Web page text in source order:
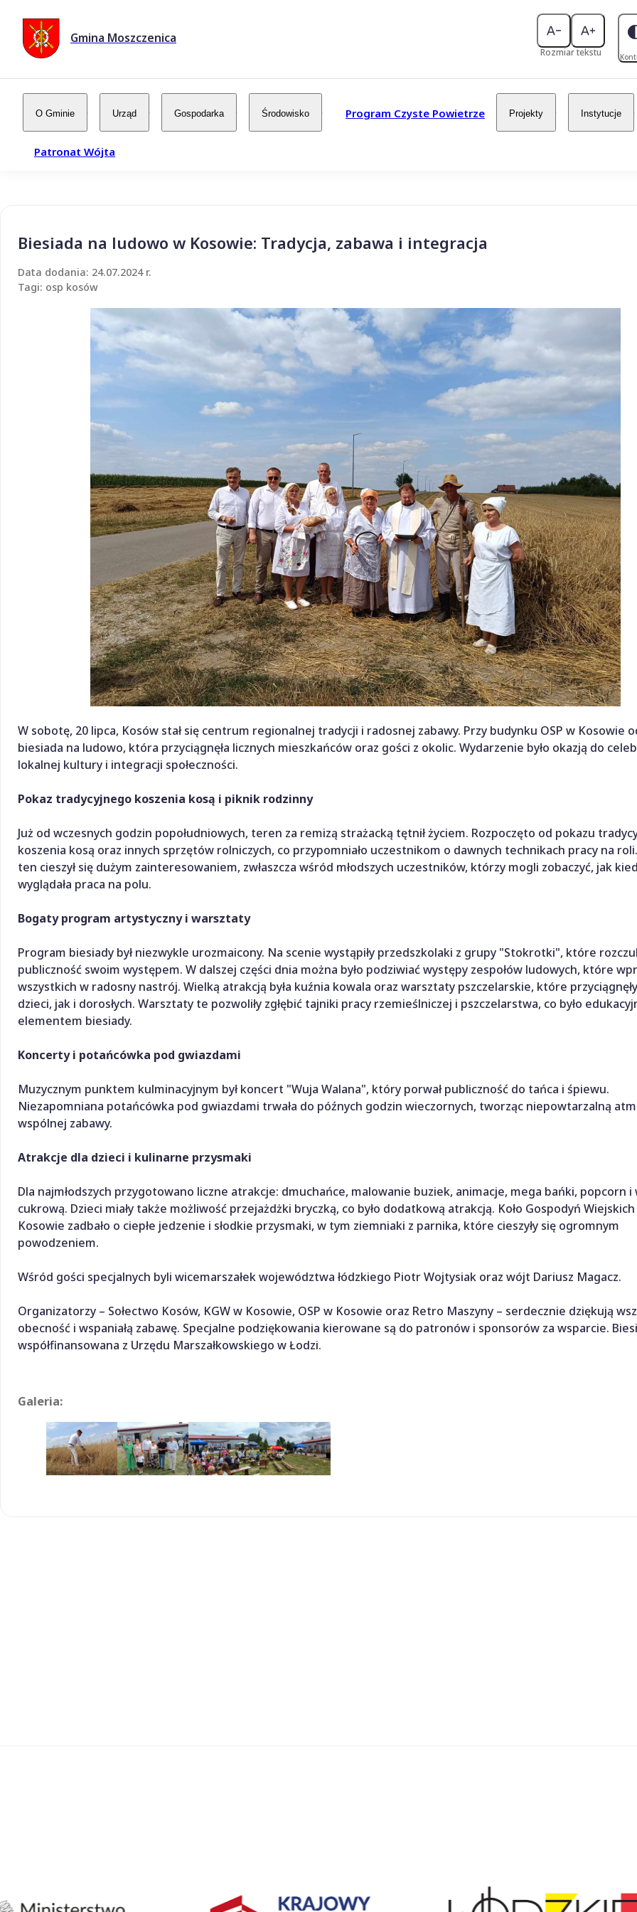
Gmina Moszczenica
Rozmiar tekstu
O Gminie Urząd Gospodarka Środowisko Program Czyste Powietrze Projekty Instytucje
Patronat Wójta
Biesiada na ludowo w Kosowie: Tradycja, zabawa i integracja
Data dodania: 24.07.2024 r.
Tagi: osp kosów
W sobotę, 20 lipca, Kosów stał się centrum regionalnej tradycji i radosnej zabawy. Przy budynku OSP w Kosowie
biesiada na ludowo, która przyciągnęła licznych mieszkańców oraz gości z okolic. Wydarzenie było okazją do
lokalnej kultury i integracji społeczności.
Pokaz tradycyjnego koszenia kosą i piknik rodzinny
Już od wczesnych godzin popołudniowych, teren za remizą strażacką tętnił życiem. Rozpoczęto od pokazu
koszenia kosą oraz innych sprzętów rolniczych, co przypomniało uczestnikom o dawnych technikach pracy na
ten cieszył się dużym zainteresowaniem, zwłaszcza wśród młodszych uczestników, którzy mogli zobaczyć, jak
wyglądała praca na polu.
Bogaty program artystyczny i warsztaty
Program biesiady był niezwykle urozmaicony. Na scenie wystąpiły przedszkolaki z grupy "Stokrotki", które
publiczność swoim występem. W dalszej części dnia można było podziwiać występy zespołów ludowych, które
wszystkich w radosny nastrój. Wielką atrakcją była kuźnia kowala oraz warsztaty pszczelarskie, które
dzieci, jak i dorosłych. Warsztaty te pozwoliły zgłębić tajniki pracy rzemieślniczej i pszczelarstwa, co było
elementem biesiady.
Koncerty i potańcówka pod gwiazdami
Muzycznym punktem kulminacyjnym był koncert "Wuja Walana", który porwał publiczność do tańca i śpiewu.
Niezapomniana potańcówka pod gwiazdami trwała do późnych godzin wieczornych, tworząc niepowtarzalną
wspólnej zabawy.
Atrakcje dla dzieci i kulinarne przysmaki
Dla najmłodszych przygotowano liczne atrakcje: dmuchańce, malowanie buziek, animacje, mega bańki, popcorn i
cukrową. Dzieci miały także możliwość przejażdżki bryczką, co było dodatkową atrakcją. Koło Gospodyń
Kosowie zadbało o ciepłe jedzenie i słodkie przysmaki, w tym ziemniaki z parnika, które cieszyły się ogromnym
powodzeniem.
Wśród gości specjalnych byli wicemarszałek województwa łódzkiego Piotr Wojtysiak oraz wójt Dariusz Magacz.
Organizatorzy – Sołectwo Kosów, KGW w Kosowie, OSP w Kosowie oraz Retro Maszyny – serdecznie dziękują
obecność i wspaniałą zabawę. Specjalne podziękowania kierowane są do patronów i sponsorów za wsparcie.
współfinansowana z Urzędu Marszałkowskiego w Łodzi.
Galeria: